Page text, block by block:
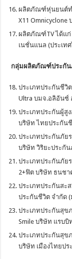
ผลิตภัณฑ์หุ่นยนต์ทำ
X11
ผลิตภัณฑ์TV ได้แก่
เนชั่นแนล (ประเท
กลุ่มผลิตภัณฑ์ประกัน
ประเภทประกันชีวิต
Ultra บมจ.อลิอันซ์
ประเภทประกันผู้สู
บริษัท ไทยประกัน
ประเภทประกันภัย
บริษัท วิริยะประกั
ประเภทประกันภัย
2+ฟิต บริษัท ธนช
ประเภทประกันสะ
ประกันชีวิต จำกัด
ประเภทประกันสุข
Smile บริษัท แรบ
ประเภทประกันสุข
บริษัท เมืองไทยป